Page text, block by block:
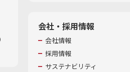
会社・採用情報
会社情報
採用情報
サステナビリティ